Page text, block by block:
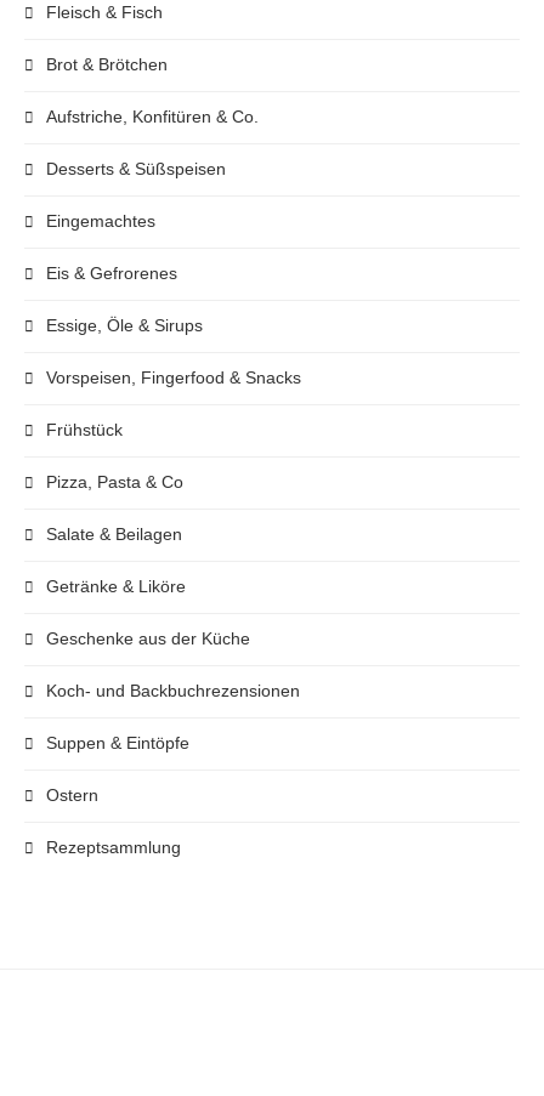
Fleisch & Fisch
Brot & Brötchen
Aufstriche, Konfitüren & Co.
Desserts & Süßspeisen
Eingemachtes
Eis & Gefrorenes
Essige, Öle & Sirups
Vorspeisen, Fingerfood & Snacks
Frühstück
Pizza, Pasta & Co
Salate & Beilagen
Getränke & Liköre
Geschenke aus der Küche
Koch- und Backbuchrezensionen
Suppen & Eintöpfe
Ostern
Rezeptsammlung